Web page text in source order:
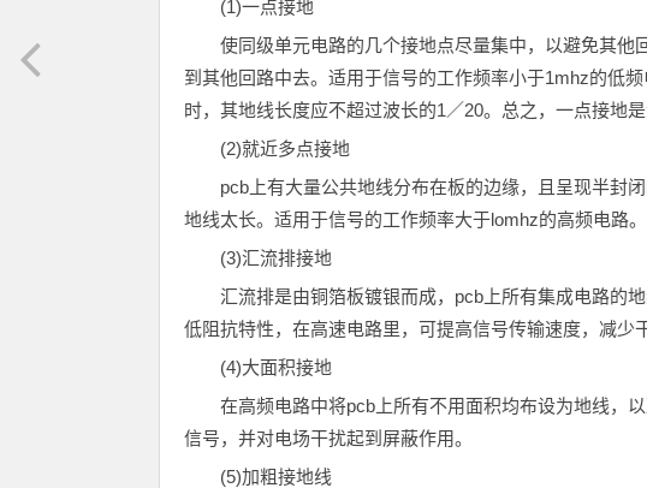
(1)一点接地
使同级单元电路的几个接地点尽量集中，以避免其
到其他回路中去。适用于信号的工作频率小于1mhz的低
时，其地线长度应不超过波长的1／20。总之，一点接地
(2)就近多点接地
pcb上有大量公共地线分布在板的边缘，且呈现半封
地线太长。适用于信号的工作频率大于lomhz的高频电路。
(3)汇流排接地
汇流排是由铜箔板镀银而成，pcb上所有集成电路的
低阻抗特性，在高速电路里，可提高信号传输速度，减少
(4)大面积接地
在高频电路中将pcb上所有不用面积均布设为地线，
信号，并对电场干扰起到屏蔽作用。
(5)加粗接地线